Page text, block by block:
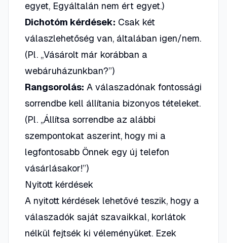
egyet, Egyáltalán nem ért egyet.)
Dichotóm kérdések: Csak két
válaszlehetőség van, általában igen/nem.
(Pl. „Vásárolt már korábban a
webáruházunkban?”)
Rangsorolás: A válaszadónak fontossági
sorrendbe kell állítania bizonyos tételeket.
(Pl. „Állítsa sorrendbe az alábbi
szempontokat aszerint, hogy mi a
legfontosabb Önnek egy új telefon
vásárlásakor!”)
Nyitott kérdések
A nyitott kérdések lehetővé teszik, hogy a
válaszadók saját szavaikkal, korlátok
nélkül fejtsék ki véleményüket. Ezek